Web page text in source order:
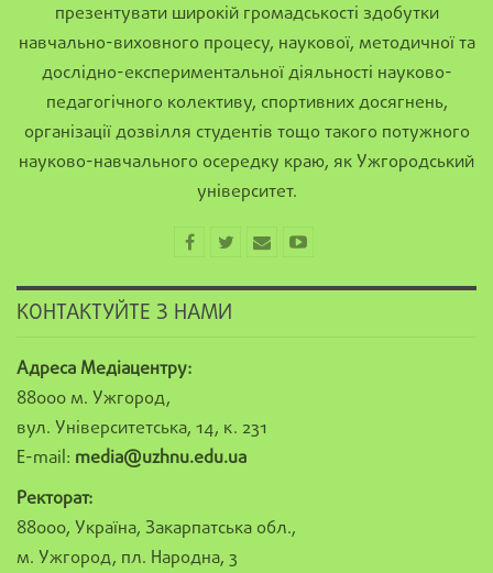
презентувати широкій громадськості здобутки
навчально-виховного процесу, наукової, методичної та
дослідно-експериментальної діяльності науково-
педагогічного колективу, спортивних досягнень,
організації дозвілля студентів тощо такого потужного
науково-навчального осередку краю, як Ужгородський
університет.
КОНТАКТУЙТЕ З НАМИ
Адреса Медіацентру:
88000 м. Ужгород,
вул. Університетська, 14, к. 231
E-mail: media@uzhnu.edu.ua
Ректорат:
88000, Україна, Закарпатська обл.,
м. Ужгород, пл. Народна, 3